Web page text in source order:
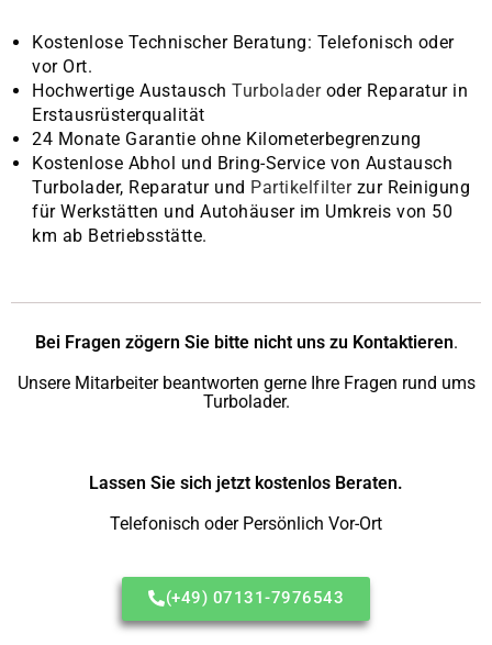
Kostenlose Technischer Beratung: Telefonisch oder
vor Ort.
Hochwertige Austausch Turbolader oder Reparatur in
Erstausrüsterqualität
24 Monate Garantie ohne Kilometerbegrenzung
Kostenlose Abhol und Bring-Service von Austausch
Turbolader, Reparatur und Partikelfilterzur Reinigung
für Werkstätten und Autohäuser im Umkreis von 50
km ab Betriebsstätte.
Bei Fragen zögern Sie bitte nicht uns zu Kontaktieren.
Unsere Mitarbeiter beantworten gerne Ihre Fragen rund ums
Turbolader.
Lassen Sie sich jetzt kostenlos Beraten.
Telefonisch oder Persönlich Vor-Ort
(+49) 07131-7976543